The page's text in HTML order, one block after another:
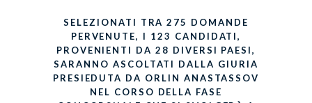
SELEZIONATI TRA 275 DOMANDE
PERVENUTE, I 123 CANDIDATI,
PROVENIENTI DA 28 DIVERSI PAESI,
SARANNO ASCOLTATI DALLA GIURIA
PRESIEDUTA DA ORLIN ANASTASSOV
NEL CORSO DELLA FASE